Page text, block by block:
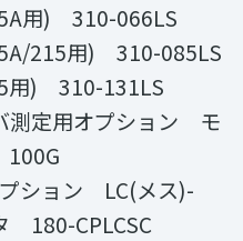
用) 310-066LS
215用) 310-085LS
用) 310-131LS
測定用オプション モ
ション LC(メス)-
180-CPLCSC